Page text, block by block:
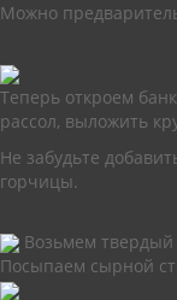
Можно
Теперь откроем
рассол, выложить
Не забудьте
горчицы.
Возьмем твердый
Посыпаем сырной